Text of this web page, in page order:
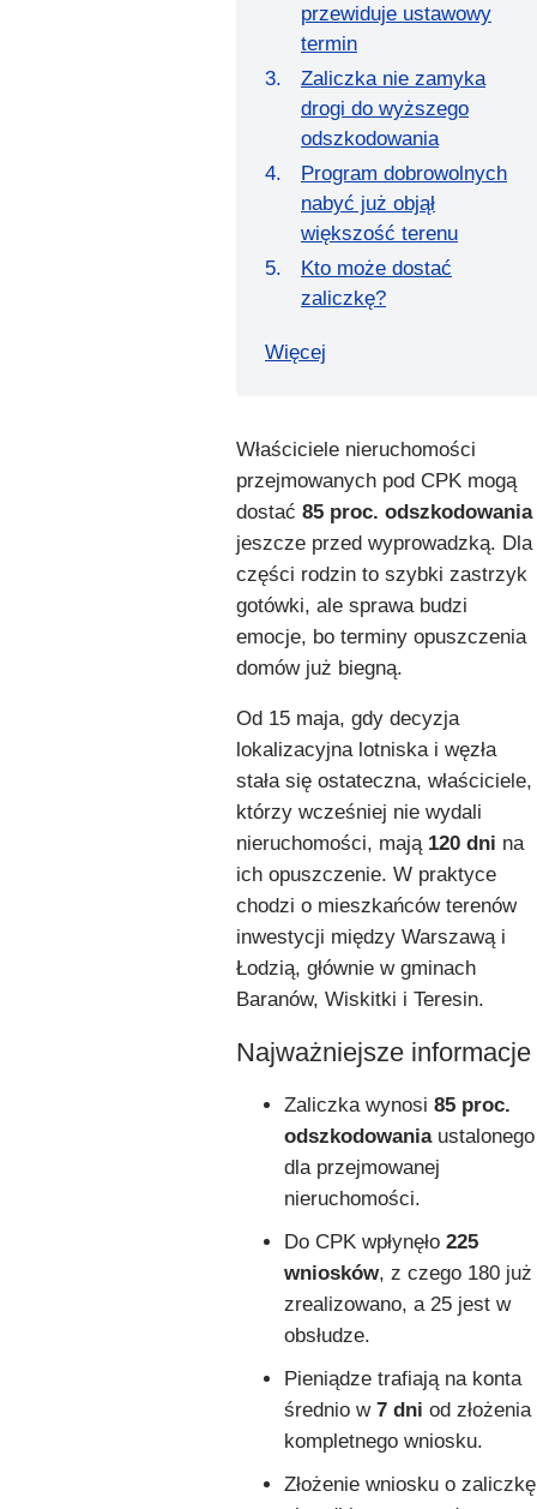
przewiduje ustawowy
termin
Zaliczka nie zamyka
drogi do wyższego
odszkodowania
Program dobrowolnych
nabyć już objął
większość terenu
Kto może dostać
zaliczkę?
Więcej
Właściciele nieruchomości
przejmowanych pod CPK mogą
dostać 85 proc. odszkodowania
jeszcze przed wyprowadzką. Dla
części rodzin to szybki zastrzyk
gotówki, ale sprawa budzi
emocje, bo terminy opuszczenia
domów już biegną.
Od 15 maja, gdy decyzja
lokalizacyjna lotniska i węzła
stała się ostateczna, właściciele,
którzy wcześniej nie wydali
nieruchomości, mają 120 dni na
ich opuszczenie. W praktyce
chodzi o mieszkańców terenów
inwestycji między Warszawą i
Łodzią, głównie w gminach
Baranów, Wiskitki i Teresin.
Najważniejsze informacje
Zaliczka wynosi 85 proc.
odszkodowaniaustalonego
dla przejmowanej
nieruchomości.
Do CPK wpłynęło 225
wniosków, z czego 180 już
zrealizowano, a 25 jest w
obsłudze.
Pieniądze trafiają na konta
średnio w 7 dni od złożenia
kompletnego wniosku.
Złożenie wniosku o zaliczkę